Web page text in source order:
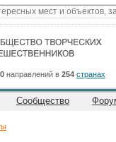
направлений в 254 странах
Сообщество